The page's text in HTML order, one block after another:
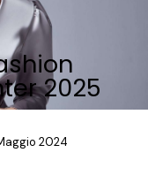
2025
2024